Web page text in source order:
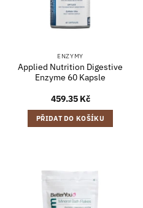
ENZYMY
Applied Nutrition Digestive
Enzyme 60 Kapsle
459.35 Kč
PŘIDAT DO KOŠÍKU